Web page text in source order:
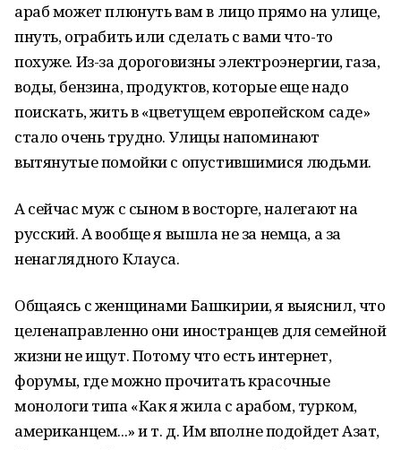
араб может плюнуть вам в лицо прямо на улице,
пнуть, ограбить или сделать с вами что-то
похуже. Из-за дороговизны электроэнергии, газа,
воды, бензина, продуктов, которые еще надо
поискать, жить в «цветущем европейском саде»
стало очень трудно. Улицы напоминают
вытянутые помойки с опустившимися людьми.
А сейчас муж с сыном в восторге, налегают на
русский. А вообще я вышла не за немца, а за
ненаглядного Клауса.
Общаясь с женщинами Башкирии, я выяснил, что
целенаправленно они иностранцев для семейной
жизни не ищут. Потому что есть интернет,
форумы, где можно прочитать красочные
монологи типа «Как я жила с арабом, турком,
американцем...» и т. д. Им вполне подойдет Азат,